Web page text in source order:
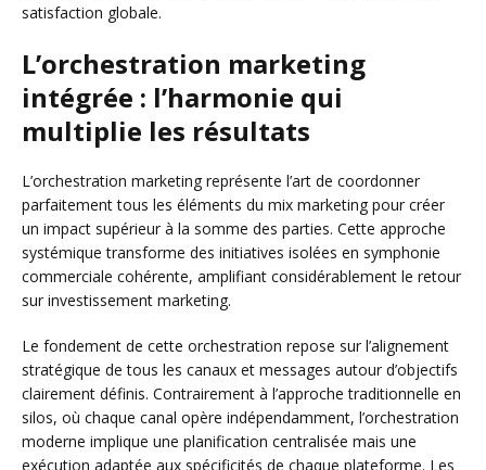
satisfaction globale.
L’orchestration marketing
intégrée : l’harmonie qui
multiplie les résultats
L’orchestration marketing représente l’art de coordonner
parfaitement tous les éléments du mix marketing pour créer
un impact supérieur à la somme des parties. Cette approche
systémique transforme des initiatives isolées en symphonie
commerciale cohérente, amplifiant considérablement le retour
sur investissement marketing.
Le fondement de cette orchestration repose sur l’alignement
stratégique de tous les canaux et messages autour d’objectifs
clairement définis. Contrairement à l’approche traditionnelle en
silos, où chaque canal opère indépendamment, l’orchestration
moderne implique une planification centralisée mais une
exécution adaptée aux spécificités de chaque plateforme. Les